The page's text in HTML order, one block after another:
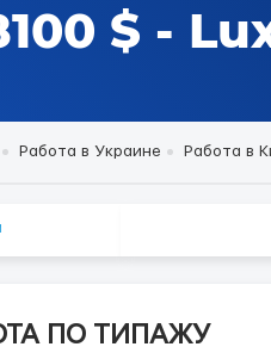
$ -
Работа в Украине Работа в
ПО ТИПАЖУ